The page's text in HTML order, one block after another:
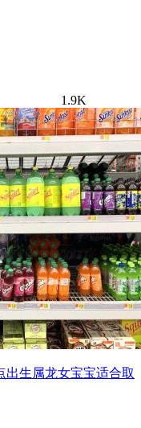
1.9K
出生属龙女宝宝适合取